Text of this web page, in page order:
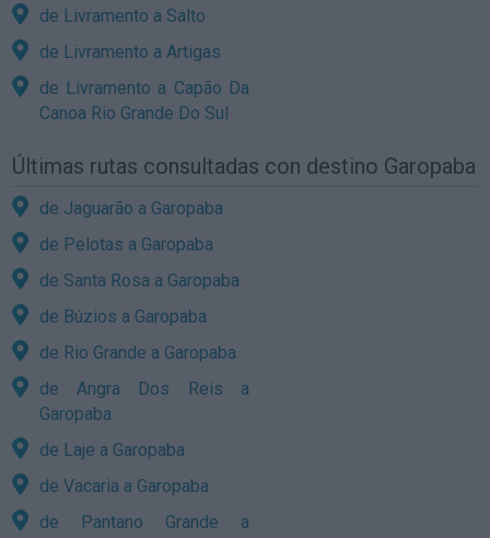
de Livramento a Salto
de Livramento a Artigas
de Livramento a Capão Da
Canoa Rio Grande Do Sul
Últimas rutas consultadas con destino Garopaba
de Jaguarão a Garopaba
de Pelotas a Garopaba
de Santa Rosa a Garopaba
de Búzios a Garopaba
de Rio Grande a Garopaba
de Angra Dos Reis a
Garopaba
de Laje a Garopaba
de Vacaria a Garopaba
de Pantano Grande a